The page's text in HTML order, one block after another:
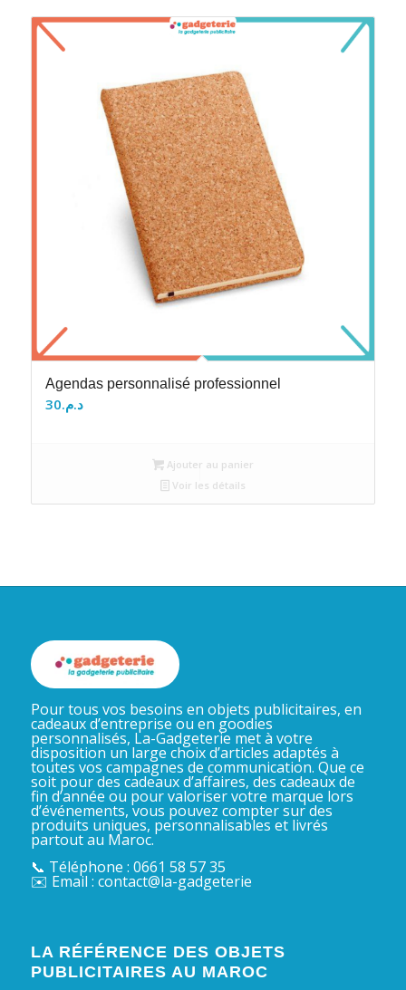
Agendas personnalisé professionnel
د.م.30
Ajouter au panier
Voir les détails
Pour tous vos besoins en objets publicitaires, en
cadeaux d’entreprise ou en goodies
personnalisés, La-Gadgeterie met à votre
disposition un large choix d’articles adaptés à
toutes vos campagnes de communication. Que ce
soit pour des cadeaux d’affaires, des cadeaux de
fin d’année ou pour valoriser votre marque lors
d’événements, vous pouvez compter sur des
produits uniques, personnalisables et livrés
partout au Maroc.
📞 Téléphone : 0661 58 57 35
✉️ Email : contact@la-gadgeterie
LA RÉFÉRENCE DES OBJETS
PUBLICITAIRES AU MAROC